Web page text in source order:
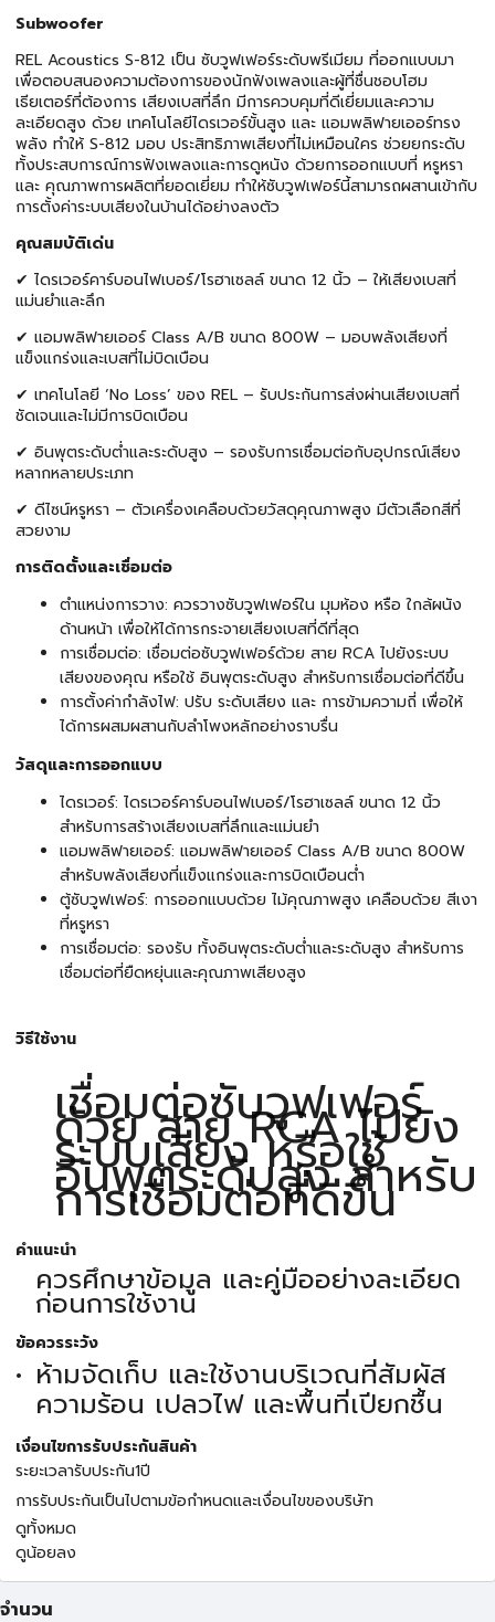
Subwoofer
REL Acoustics S-812 เป็น ซับวูฟเฟอร์ระดับพรีเมียม ที่ออกแบบมา
เพื่อตอบสนองความต้องการของนักฟังเพลงและผู้ที่ชื่นชอบโฮม
เธียเตอร์ที่ต้องการ เสียงเบสที่ลึก มีการควบคุมที่ดีเยี่ยมและความ
ละเอียดสูง ด้วย เทคโนโลยีไดรเวอร์ขั้นสูง และ แอมพลิฟายเออร์ทรง
พลัง ทำให้ S-812 มอบ ประสิทธิภาพเสียงที่ไม่เหมือนใคร ช่วยยกระดับ
ทั้งประสบการณ์การฟังเพลงและการดูหนัง ด้วยการออกแบบที่ หรูหรา
และ คุณภาพการผลิตที่ยอดเยี่ยม ทำให้ซับวูฟเฟอร์นี้สามารถผสานเข้ากับ
การตั้งค่าระบบเสียงในบ้านได้อย่างลงตัว
คุณสมบัติเด่น
✔ ไดรเวอร์คาร์บอนไฟเบอร์/โรฮาเซลล์ ขนาด 12 นิ้ว – ให้เสียงเบสที่
แม่นยำและลึก
✔ แอมพลิฟายเออร์ Class A/B ขนาด 800W – มอบพลังเสียงที่
แข็งแกร่งและเบสที่ไม่บิดเบือน
✔ เทคโนโลยี ‘No Loss’ ของ REL – รับประกันการส่งผ่านเสียงเบสที่
ชัดเจนและไม่มีการบิดเบือน
✔ อินพุตระดับต่ำและระดับสูง – รองรับการเชื่อมต่อกับอุปกรณ์เสียง
หลากหลายประเภท
✔ ดีไซน์หรูหรา – ตัวเครื่องเคลือบด้วยวัสดุคุณภาพสูง มีตัวเลือกสีที่
สวยงาม
การติดตั้งและเชื่อมต่อ
ตำแหน่งการวาง: ควรวางซับวูฟเฟอร์ใน มุมห้อง หรือ ใกล้ผนัง
ด้านหน้า เพื่อให้ได้การกระจายเสียงเบสที่ดีที่สุด
การเชื่อมต่อ: เชื่อมต่อซับวูฟเฟอร์ด้วย สาย RCA ไปยังระบบ
เสียงของคุณ หรือใช้ อินพุตระดับสูง สำหรับการเชื่อมต่อที่ดีขึ้น
การตั้งค่ากำลังไฟ: ปรับ ระดับเสียง และ การข้ามความถี่ เพื่อให้
ได้การผสมผสานกับลำโพงหลักอย่างราบรื่น
วัสดุและการออกแบบ
ไดรเวอร์: ไดรเวอร์คาร์บอนไฟเบอร์/โรฮาเซลล์ ขนาด 12 นิ้ว
สำหรับการสร้างเสียงเบสที่ลึกและแม่นยำ
แอมพลิฟายเออร์: แอมพลิฟายเออร์ Class A/B ขนาด 800W
สำหรับพลังเสียงที่แข็งแกร่งและการบิดเบือนต่ำ
ตู้ซับวูฟเฟอร์: การออกแบบด้วย ไม้คุณภาพสูง เคลือบด้วย สีเงา
ที่หรูหรา
การเชื่อมต่อ: รองรับ ทั้งอินพุตระดับต่ำและระดับสูง สำหรับการ
เชื่อมต่อที่ยืดหยุ่นและคุณภาพเสียงสูง
วิธีใช้งาน
เชื่อมต่อซับวูฟเฟอร์
ด้วย สาย RCA ไปยัง
ระบบเสียง หรือใช้
อินพุตระดับสูง สำหรับ
การเชื่อมต่อที่ดีขึ้น
คำแนะนำ
ควรศึกษาข้อมูล และคู่มืออย่างละเอียด
ก่อนการใช้งาน
ข้อควรระวัง
ห้ามจัดเก็บ และใช้งานบริเวณที่สัมผัส
ความร้อน เปลวไฟ และพื้นที่เปียกชื้น
เงื่อนไขการรับประกันสินค้า
ระยะเวลารับประกัน1ปี
การรับประกันเป็นไปตามข้อกำหนดและเงื่อนไขของบริษัท
ดูทั้งหมด
ดูน้อยลง
จำนวน